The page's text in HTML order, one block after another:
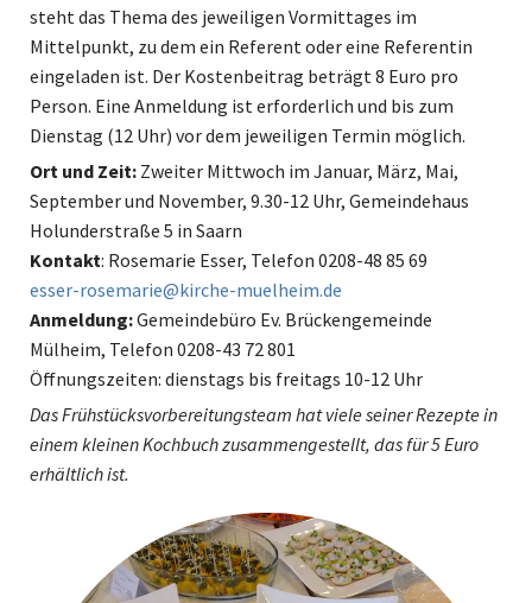
steht das Thema des jeweiligen Vormittages im
Mittelpunkt, zu dem ein Referent oder eine Referentin
eingeladen ist. Der Kostenbeitrag beträgt 8 Euro pro
Person. Eine Anmeldung ist erforderlich und bis zum
Dienstag (12 Uhr) vor dem jeweiligen Termin möglich.
Ort und Zeit: Zweiter Mittwoch im Januar, März, Mai,
September und November, 9.30-12 Uhr, Gemeindehaus
Holunderstraße 5 in Saarn
Kontakt: Rosemarie Esser, Telefon 0208-48 85 69
esser-rosemarie@kirche-muelheim.de
Anmeldung:Gemeindebüro Ev. Brückengemeinde
Mülheim, Telefon 0208-43 72 801
Öffnungszeiten: dienstags bis freitags 10-12 Uhr
Das Frühstücksvorbereitungsteam hat viele seiner Rezepte in
einem kleinen Kochbuch zusammengestellt, das für 5 Euro
erhältlich ist.